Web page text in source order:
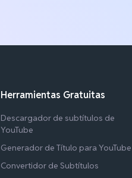
Herramientas Gratuitas
Descargador de subtítulos de
YouTube
Generador de Título para YouTube
Convertidor de Subtítulos